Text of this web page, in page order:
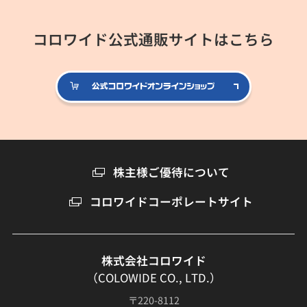
コロワイド公式通販サイトはこちら
公式コロ
株主様ご優待について
コロワイドコーポレートサイト
株式会社コロワイド
（COLOWIDE CO., LTD.）
〒220-8112